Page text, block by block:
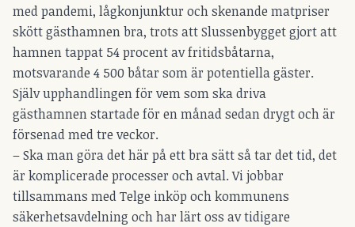
med pandemi, lågkonjunktur och skenande matpriser
skött gästhamnen bra, trots att Slussenbygget gjort att
hamnen tappat 54 procent av fritidsbåtarna,
motsvarande 4 500 båtar som är potentiella gäster.
Själv upphandlingen för vem som ska driva
gästhamnen startade för en månad sedan drygt och är
försenad med tre veckor.
– Ska man göra det här på ett bra sätt så tar det tid, det
är komplicerade processer och avtal. Vi jobbar
tillsammans med Telge inköp och kommunens
säkerhetsavdelning och har lärt oss av tidigare